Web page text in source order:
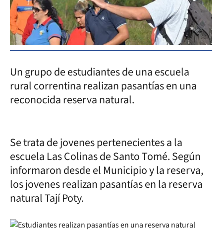
Un grupo de estudiantes de una escuela
rural correntina realizan pasantías en una
reconocida reserva natural.
Se trata de jovenes pertenecientes a la
escuela Las Colinas de Santo Tomé. Según
informaron desde el Municipio y la reserva,
los jovenes realizan pasantías en la reserva
natural Tají Poty.